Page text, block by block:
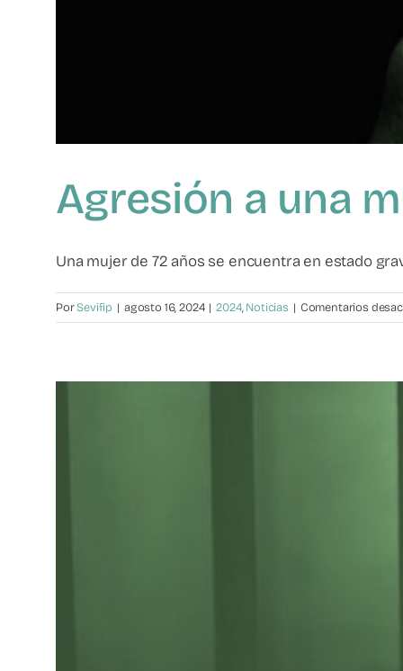
Agresión a una
Una mujer de 72 años se encuentra en estado
PorSevifip | agosto 16, 2024 | 2024,Noticias | Comentarios